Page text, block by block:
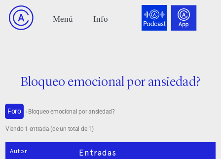
Bloqueo emocional por ansiedad?
Foro › Bloqueo emocional por ansiedad?
Viendo 1 entrada (de un total de 1)
Autor Entradas